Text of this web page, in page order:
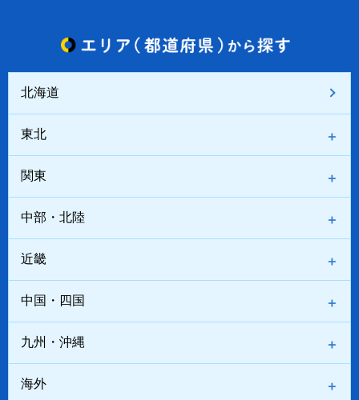
北海道
東北
関東
中部・北陸
近畿
中国・四国
九州・沖縄
海外